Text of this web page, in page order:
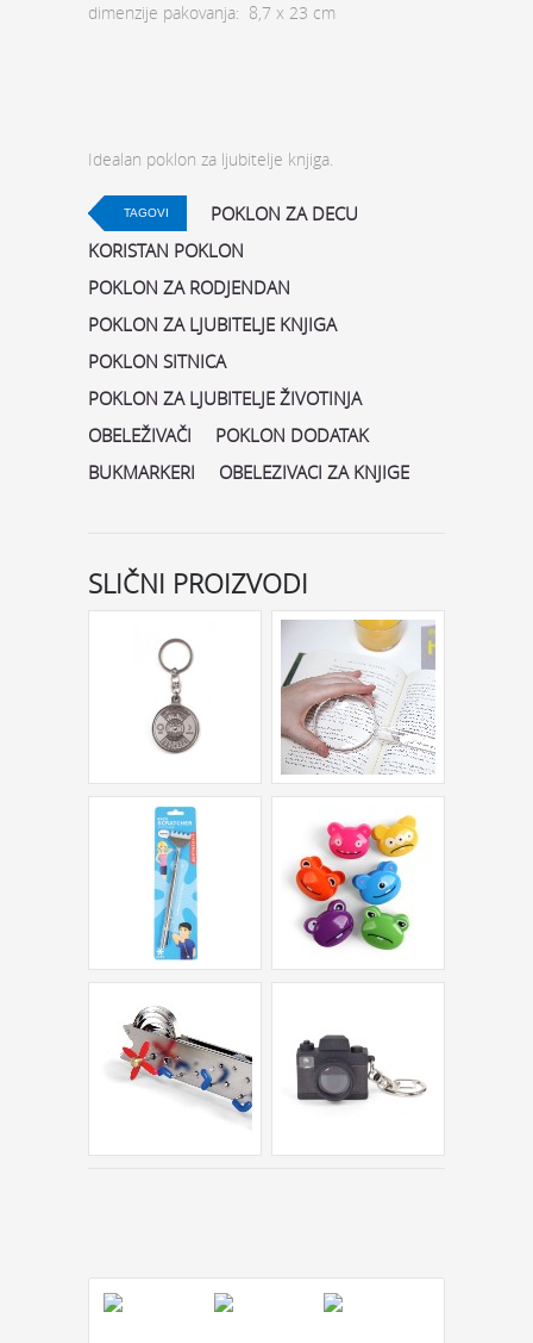
dimenzije pakovanja: 8,7 x 23 cm
Idealan poklon za ljubitelje knjiga.
TAGOVI
POKLON ZA DECU
KORISTAN POKLON
POKLON ZA RODJENDAN
POKLON ZA LJUBITELJE KNJIGA
POKLON SITNICA
POKLON ZA LJUBITELJE ŽIVOTINJA
OBELEŽIVAČI
POKLON DODATAK
BUKMARKERI
OBELEZIVACI ZA KNJIGE
SLIČNI PROIZVODI